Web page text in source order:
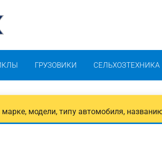
ГРУЗОВИКИ СЕЛЬХОЗТЕХНИКА
марке, модели, типу автомобиля,